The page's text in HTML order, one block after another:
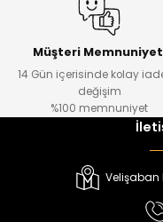
Urban Kız Çocuk Süveterli
Melra Kız Çocuk Kot Pantolon
Müşteri
14 Gün içerisinde kolay
değişim
%100 memnuniyet
Velişaban